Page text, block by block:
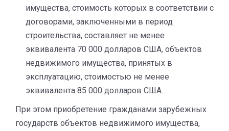
имущества, стоимость которых в соответствии с
договорами, заключенными в период
строительства, составляет не менее
эквивалента 70 000 долларов США, объектов
недвижимого имущества, принятых в
эксплуатацию, стоимостью не менее
эквивалента 85 000 долларов США.
При этом приобретение гражданами зарубежных
государств объектов недвижимого имущества,